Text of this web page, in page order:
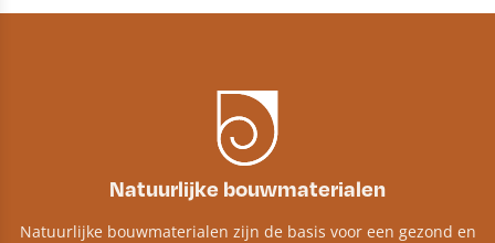
Natuurlijke bouwmaterialen
Natuurlijke bouwmaterialen zijn de basis voor een gezond en